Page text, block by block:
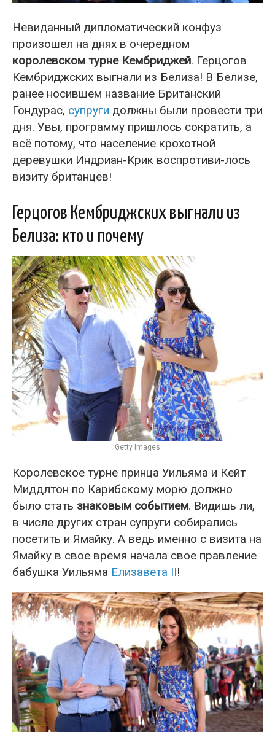
Невиданный дипломатический конфуз
произошел на днях в очередном
королевском турне Кембриджей. Герцогов
Кембриджских выгнали из Белиза! В Белизе,
ранее носившем название Британский
Гондурас, супруги должны были провести три
дня. Увы, программу пришлось сократить, а
всё потому, что население крохотной
деревушки Индриан-Крик воспротиви-лось
визиту британцев!
Герцогов Кембриджских выгнали из
Белиза: кто и почему
Getty Images
Королевское турне принца Уильяма и Кейт
Миддлтон по Карибскому морю должно
было стать знаковым событием. Видишь ли,
в числе других стран супруги собирались
посетить и Ямайку. А ведь именно с визита на
Ямайку в свое время начала свое правление
бабушка Уильяма Елизавета II!